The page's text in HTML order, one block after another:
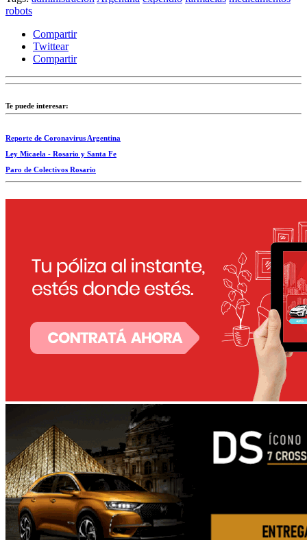
robots
Compartir
Twittear
Compartir
Te puede interesar:
Reporte de Coronavirus Argentina
Ley Micaela - Rosario y Santa Fe
Paro de Colectivos Rosario